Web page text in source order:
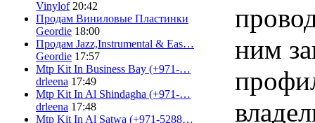
Vinylof 20:42
Продам Виниловые Пластинки
Geordie 18:00
Продам Jazz,Instrumental & Eas…
Geordie 17:57
Mtp Kit In Business Bay (+971-…
drleena 17:49
Mtp Kit In Al Shindagha (+971-…
drleena 17:48
Mtp Kit In Al Satwa (+971-5288…
ним